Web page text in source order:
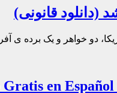
(دانلود قانونی)
دو خواهر و یک برده ی